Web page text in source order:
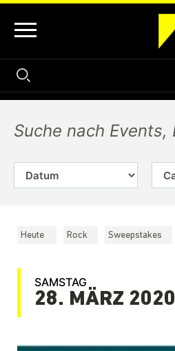
Heute Rock Sweepstakes
SAMSTAG
28. MÄRZ 2020